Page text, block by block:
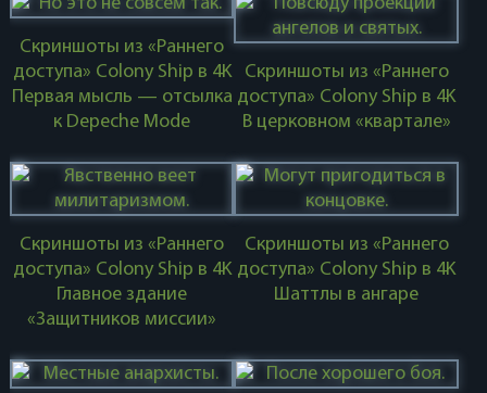
Скриншоты из «Раннего
доступа» Colony Ship в 4K
Первая мысль — отсылка
к Depeche Mode
Скриншоты из «Раннего
доступа» Colony Ship в 4K
В церковном «квартале»
Скриншоты из «Раннего
доступа» Colony Ship в 4K
Главное здание
«Защитников миссии»
Скриншоты из «Раннего
доступа» Colony Ship в 4K
Шаттлы в ангаре